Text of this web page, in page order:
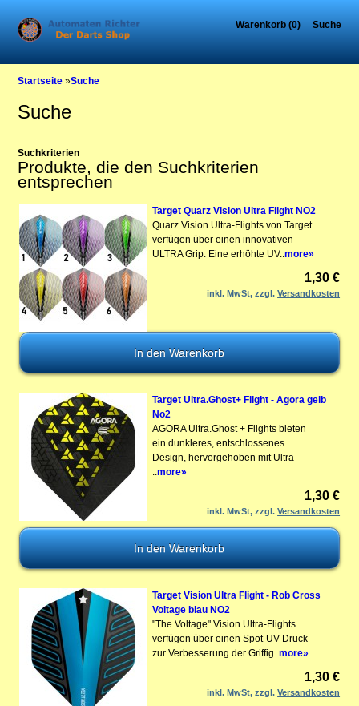
Warenkorb (0) Suche
Startseite »Suche
Suche
Suchkriterien
Produkte, die den Suchkriterien
entsprechen
Target Quarz Vision Ultra Flight NO2
Quarz Vision Ultra-Flights von Target
verfügen über einen innovativen
ULTRA Grip. Eine erhöhte UV..more»
1,30 €
inkl. MwSt, zzgl.Versandkosten
Target Ultra.Ghost+ Flight - Agora gelb
No2
AGORA Ultra.Ghost + Flights bieten
ein dunkleres, entschlossenes
Design, hervorgehoben mit Ultra
more»
1,30 €
inkl. MwSt, zzgl.Versandkosten
Target Vision Ultra Flight - Rob Cross
Voltage blau NO2
"The Voltage" Vision Ultra-Flights
verfügen über einen Spot-UV-Druck
zur Verbesserung der Griffig.. more»
1,30 €
inkl. MwSt, zzgl.Versandkosten